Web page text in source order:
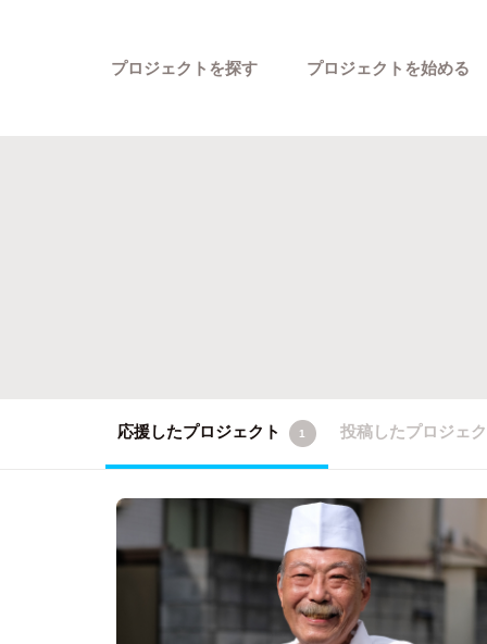
プロジェクトを探す プロジェクトを始める
応援したプロジェクト 1 投稿したプロジェ